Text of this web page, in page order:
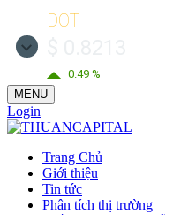
DOT
0.49 %
MENU
Login
Trang Chủ
Giới thiệu
Tin tức
Phân tích thị trường